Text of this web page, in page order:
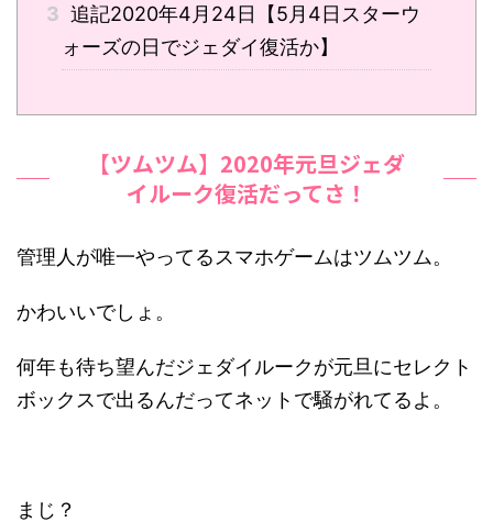
3 追記2020年4月24日【5月4日スターウ
ォーズの日でジェダイ復活か】
【ツムツム】2020年元旦ジェダ
イルーク復活だってさ！
管理人が唯一やってるスマホゲームはツムツム。
かわいいでしょ。
何年も待ち望んだジェダイルークが元旦にセレクト
ボックスで出るんだってネットで騒がれてるよ。
まじ？